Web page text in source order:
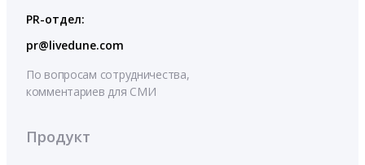
PR-отдел:
pr@livedune.com
По вопросам сотрудничества,
комментариев для СМИ
Продукт